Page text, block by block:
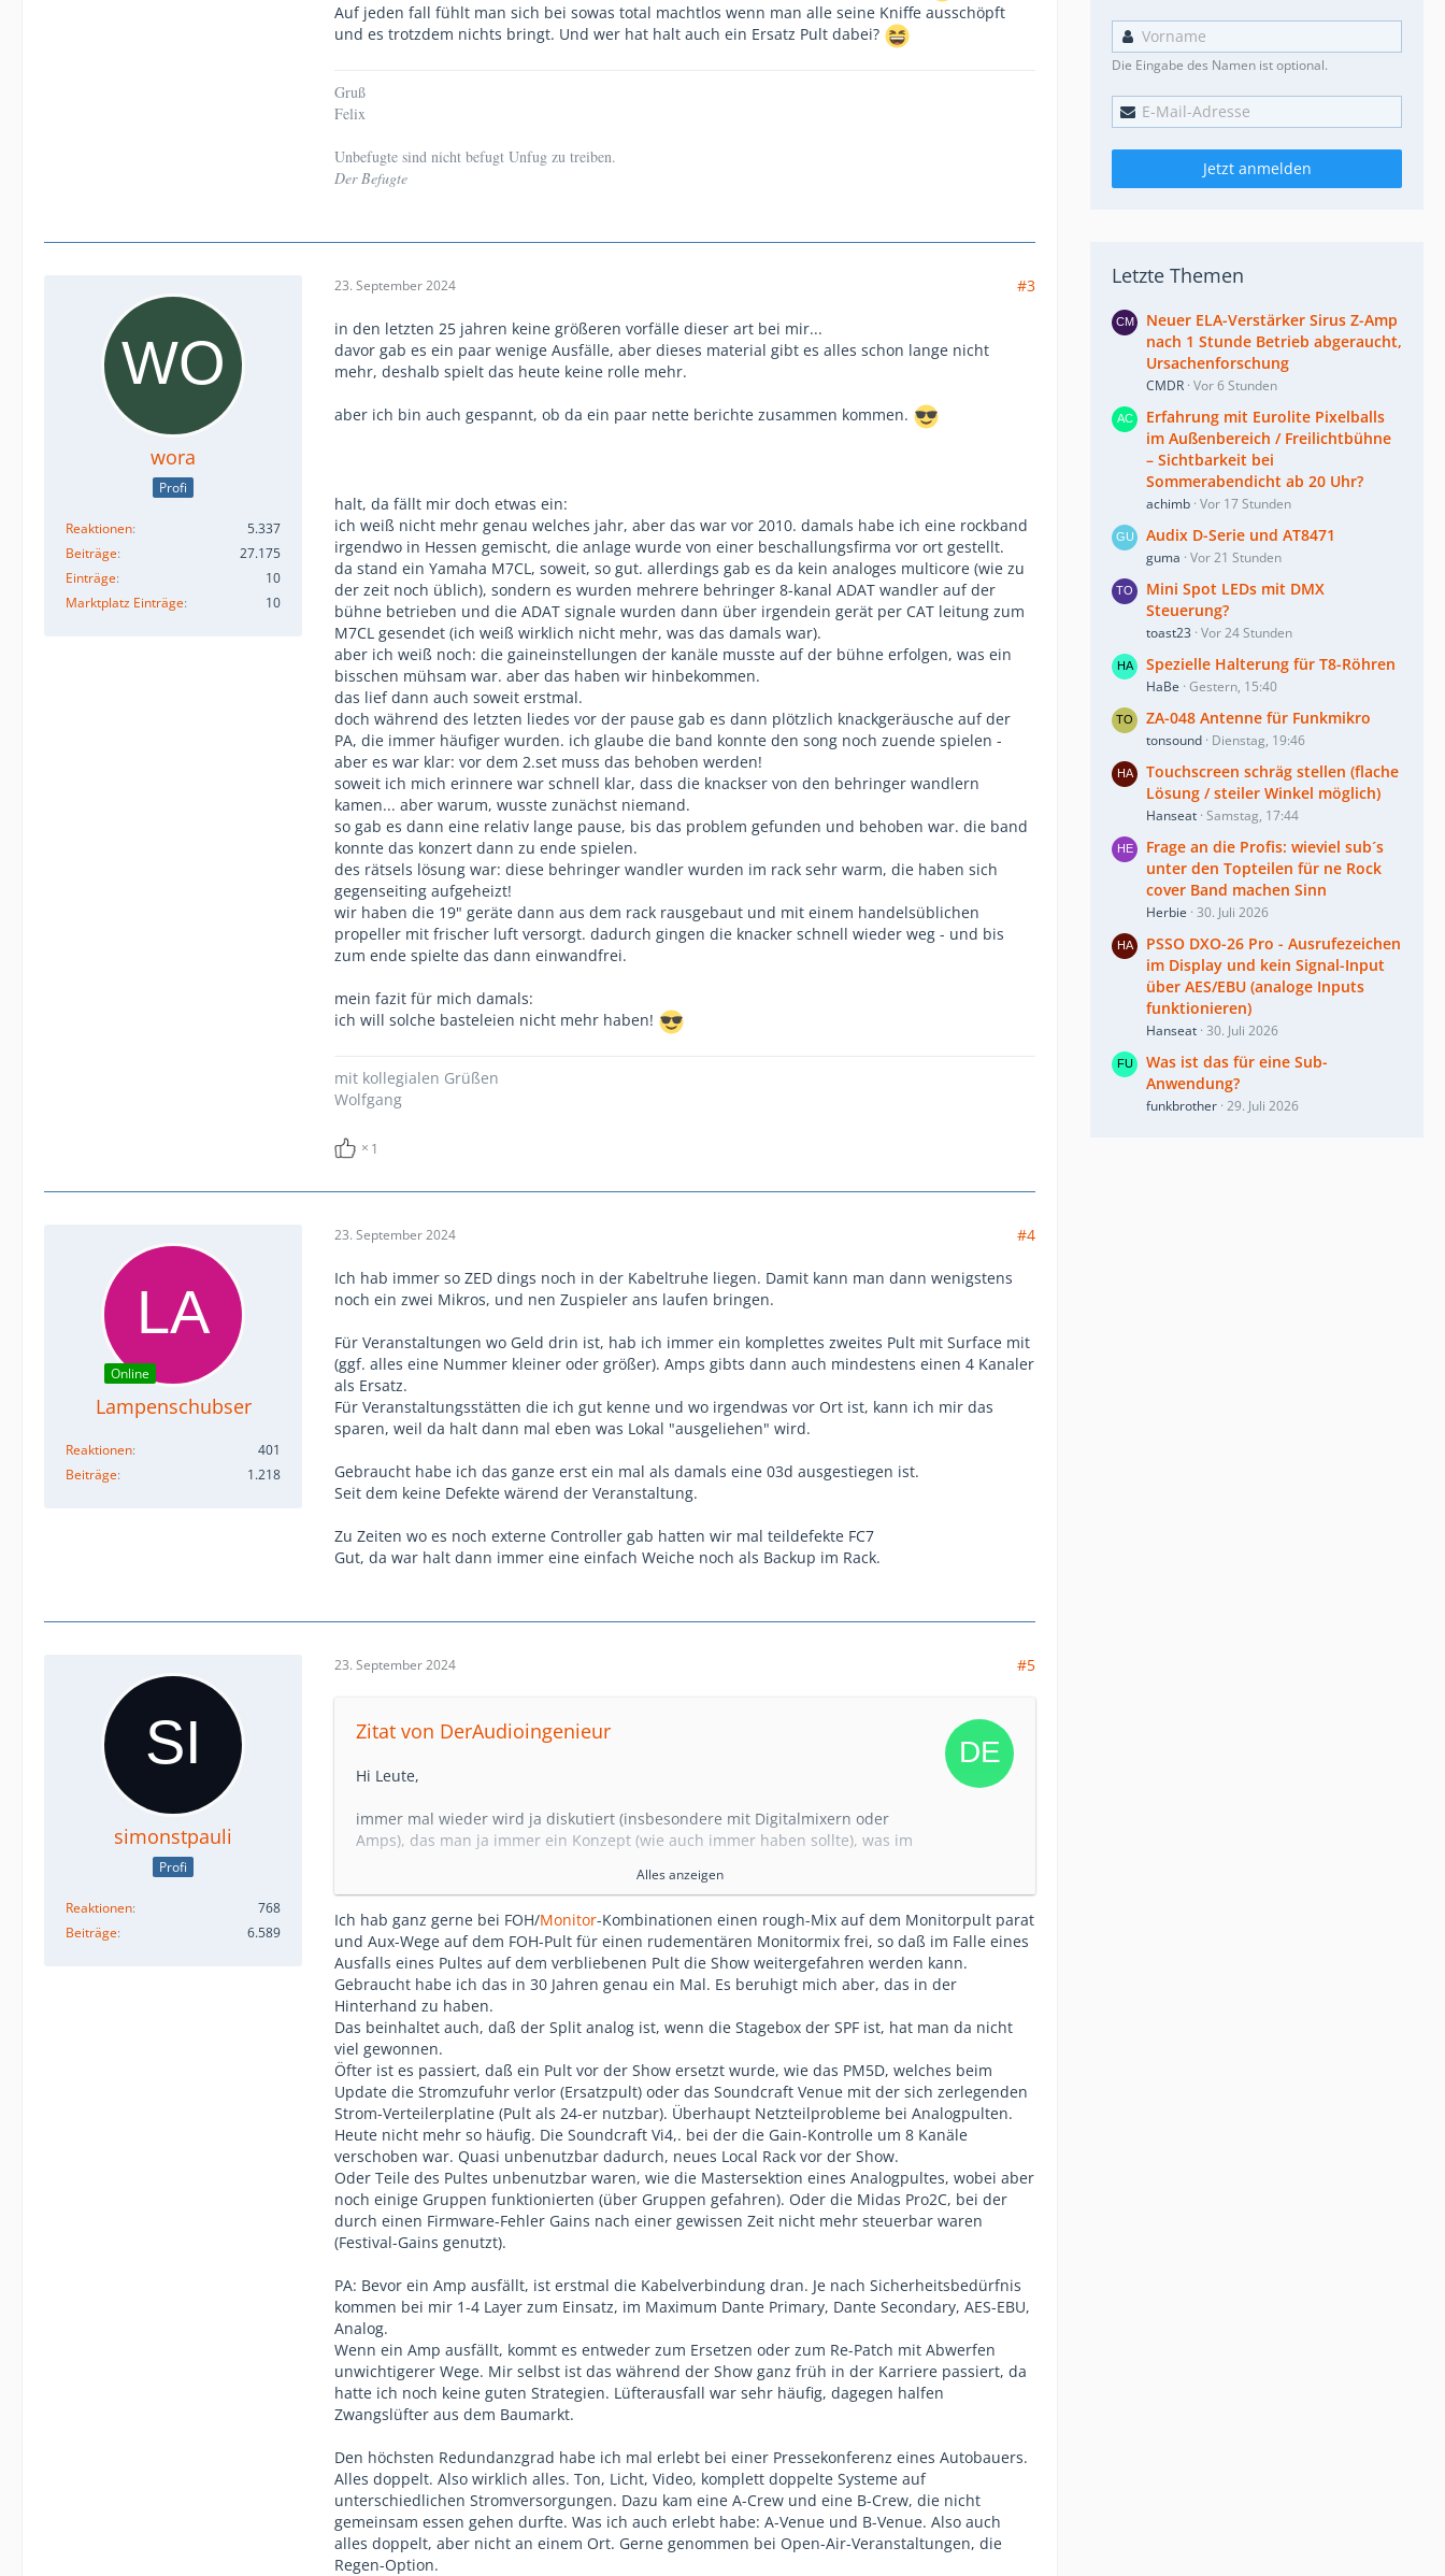
Auf jeden fall fühlt man sich bei sowas total machtlos wenn man alle seine Kniffe ausschöpft
und es trotzdem nichts bringt. Und wer hat halt auch ein Ersatz Pult dabei?
Gruß
Felix
Unbefugte sind nicht befugt Unfug zu treiben.
Der Befugte
wora
Profi
Reaktionen
5.337
Beiträge
27.175
Einträge
10
Marktplatz Einträge
10
23. September 2024 #3
in den letzten 25 jahren keine größeren vorfälle dieser art bei mir...
davor gab es ein paar wenige Ausfälle, aber dieses material gibt es alles schon lange nicht
mehr, deshalb spielt das heute keine rolle mehr.
aber ich bin auch gespannt, ob da ein paar nette berichte zusammen kommen.
halt, da fällt mir doch etwas ein:
ich weiß nicht mehr genau welches jahr, aber das war vor 2010. damals habe ich eine rockband
irgendwo in Hessen gemischt, die anlage wurde von einer beschallungsfirma vor ort gestellt.
da stand ein Yamaha M7CL, soweit, so gut. allerdings gab es da kein analoges multicore (wie zu
der zeit noch üblich), sondern es wurden mehrere behringer 8-kanal ADAT wandler auf der
bühne betrieben und die ADAT signale wurden dann über irgendein gerät per CAT leitung zum
M7CL gesendet (ich weiß wirklich nicht mehr, was das damals war).
aber ich weiß noch: die gaineinstellungen der kanäle musste auf der bühne erfolgen, was ein
bisschen mühsam war. aber das haben wir hinbekommen.
das lief dann auch soweit erstmal.
doch während des letzten liedes vor der pause gab es dann plötzlich knackgeräusche auf der
PA, die immer häufiger wurden. ich glaube die band konnte den song noch zuende spielen -
aber es war klar: vor dem 2.set muss das behoben werden!
soweit ich mich erinnere war schnell klar, dass die knackser von den behringer wandlern
kamen... aber warum, wusste zunächst niemand.
so gab es dann eine relativ lange pause, bis das problem gefunden und behoben war. die band
konnte das konzert dann zu ende spielen.
des rätsels lösung war: diese behringer wandler wurden im rack sehr warm, die haben sich
gegenseiting aufgeheizt!
wir haben die 19" geräte dann aus dem rack rausgebaut und mit einem handelsüblichen
propeller mit frischer luft versorgt. dadurch gingen die knacker schnell wieder weg - und bis
zum ende spielte das dann einwandfrei.
mein fazit für mich damals:
ich will solche basteleien nicht mehr haben!
mit kollegialen Grüßen
Wolfgang
1
Online
Lampenschubser
Reaktionen
401
Beiträge
1.218
23. September 2024 #4
Ich hab immer so ZED dings noch in der Kabeltruhe liegen. Damit kann man dann wenigstens
noch ein zwei Mikros, und nen Zuspieler ans laufen bringen.
Für Veranstaltungen wo Geld drin ist, hab ich immer ein komplettes zweites Pult mit Surface mit
(ggf. alles eine Nummer kleiner oder größer). Amps gibts dann auch mindestens einen 4 Kanaler
als Ersatz.
Für Veranstaltungsstätten die ich gut kenne und wo irgendwas vor Ort ist, kann ich mir das
sparen, weil da halt dann mal eben was Lokal "ausgeliehen" wird.
Gebraucht habe ich das ganze erst ein mal als damals eine 03d ausgestiegen ist.
Seit dem keine Defekte wärend der Veranstaltung.
Zu Zeiten wo es noch externe Controller gab hatten wir mal teildefekte FC7
Gut, da war halt dann immer eine einfach Weiche noch als Backup im Rack.
simonstpauli
Profi
Reaktionen
768
Beiträge
6.589
23. September 2024 #5
Zitat von DerAudioingenieur
Hi Leute,
immer mal wieder wird ja diskutiert (insbesondere mit Digitalmixern oder
Amps), das man ja immer ein Konzept (wie auch immer haben sollte), was im
Ich wollte mal hier offen in die Runde fragen, wann / wie / wo euch es mal
passiert ist, das irgendein kritisches Gerät mal ausgefallen ist und wie es
danach weiterging und wie ihr vermutet, dass der Fehler zustande kam.
Erzählt gerne eure (schlimmsten) Geschichten.
Ich bin gespannt...
Alles anzeigen
Ich hab ganz gerne bei FOH/Monitor-Kombinationen einen rough-Mix auf dem Monitorpult parat
und Aux-Wege auf dem FOH-Pult für einen rudementären Monitormix frei, so daß im Falle eines
Ausfalls eines Pultes auf dem verbliebenen Pult die Show weitergefahren werden kann.
Gebraucht habe ich das in 30 Jahren genau ein Mal. Es beruhigt mich aber, das in der
Hinterhand zu haben.
Das beinhaltet auch, daß der Split analog ist, wenn die Stagebox der SPF ist, hat man da nicht
viel gewonnen.
Öfter ist es passiert, daß ein Pult vor der Show ersetzt wurde, wie das PM5D, welches beim
Update die Stromzufuhr verlor (Ersatzpult) oder das Soundcraft Venue mit der sich zerlegenden
Strom-Verteilerplatine (Pult als 24-er nutzbar). Überhaupt Netzteilprobleme bei Analogpulten.
Heute nicht mehr so häufig. Die Soundcraft Vi4,. bei der die Gain-Kontrolle um 8 Kanäle
verschoben war. Quasi unbenutzbar dadurch, neues Local Rack vor der Show.
Oder Teile des Pultes unbenutzbar waren, wie die Mastersektion eines Analogpultes, wobei aber
noch einige Gruppen funktionierten (über Gruppen gefahren). Oder die Midas Pro2C, bei der
durch einen Firmware-Fehler Gains nach einer gewissen Zeit nicht mehr steuerbar waren
(Festival-Gains genutzt).
PA: Bevor ein Amp ausfällt, ist erstmal die Kabelverbindung dran. Je nach Sicherheitsbedürfnis
kommen bei mir 1-4 Layer zum Einsatz, im Maximum Dante Primary, Dante Secondary, AES-EBU,
Analog.
Wenn ein Amp ausfällt, kommt es entweder zum Ersetzen oder zum Re-Patch mit Abwerfen
unwichtigerer Wege. Mir selbst ist das während der Show ganz früh in der Karriere passiert, da
hatte ich noch keine guten Strategien. Lüfterausfall war sehr häufig, dagegen halfen
Zwangslüfter aus dem Baumarkt.
Den höchsten Redundanzgrad habe ich mal erlebt bei einer Pressekonferenz eines Autobauers.
Alles doppelt. Also wirklich alles. Ton, Licht, Video, komplett doppelte Systeme auf
unterschiedlichen Stromversorgungen. Dazu kam eine A-Crew und eine B-Crew, die nicht
gemeinsam essen gehen durfte. Was ich auch erlebt habe: A-Venue und B-Venue. Also auch
alles doppelt, aber nicht an einem Ort. Gerne genommen bei Open-Air-Veranstaltungen, die
Regen-Option.
Die Eingabe des Namen ist optional.
Jetzt anmelden
Letzte Themen
Neuer ELA-Verstärker Sirus Z-Amp
nach 1 Stunde Betrieb abgeraucht,
Ursachenforschung
CMDR Vor 6 Stunden
Erfahrung mit Eurolite Pixelballs
im Außenbereich / Freilichtbühne
– Sichtbarkeit bei
Sommerabendicht ab 20 Uhr?
achimb Vor 17 Stunden
Audix D-Serie und AT8471
guma Vor 21 Stunden
Mini Spot LEDs mit DMX
Steuerung?
toast23 Vor 24 Stunden
Spezielle Halterung für T8-Röhren
HaBe Gestern, 15:40
ZA-048 Antenne für Funkmikro
tonsound Dienstag, 19:46
Touchscreen schräg stellen (flache
Lösung / steiler Winkel möglich)
Hanseat Samstag, 17:44
Frage an die Profis: wieviel sub´s
unter den Topteilen für ne Rock
cover Band machen Sinn
Herbie 30. Juli 2026
PSSO DXO-26 Pro - Ausrufezeichen
im Display und kein Signal-Input
über AES/EBU (analoge Inputs
funktionieren)
Hanseat 30. Juli 2026
Was ist das für eine Sub-
Anwendung?
funkbrother 29. Juli 2026